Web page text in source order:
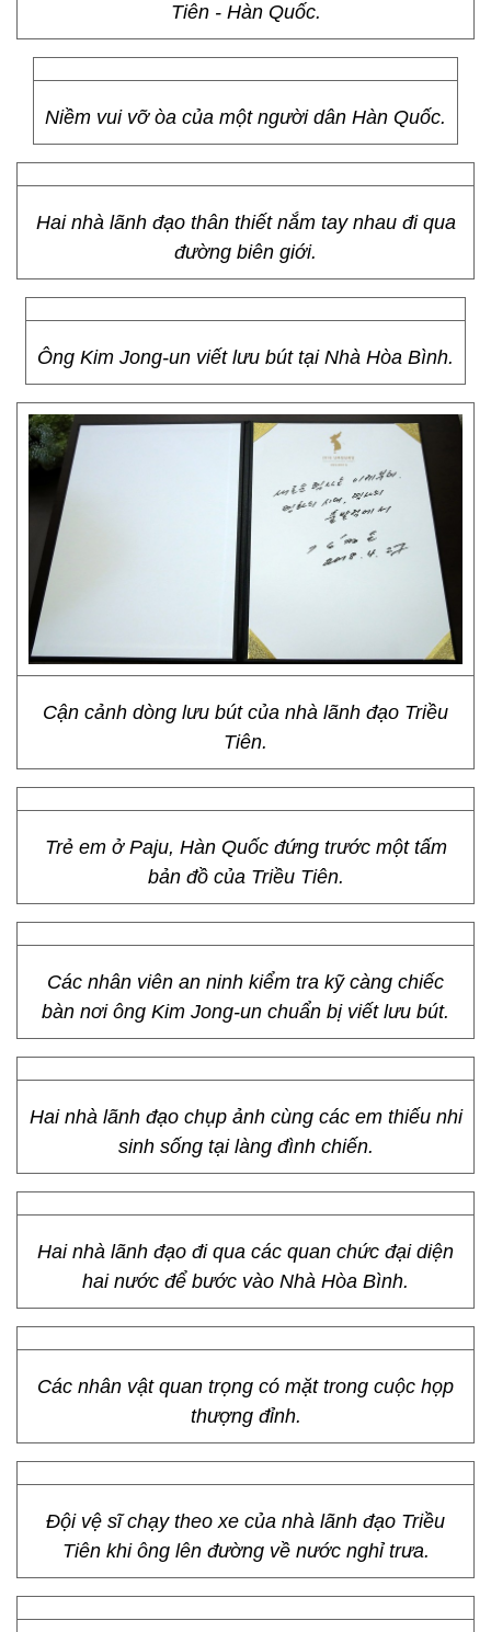
Tiên - Hàn Quốc.
Niềm vui vỡ òa của một người dân Hàn Quốc.
Hai nhà lãnh đạo thân thiết nắm tay nhau đi qua
đường biên giới.
Ông Kim Jong-un viết lưu bút tại Nhà Hòa Bình.
Cận cảnh dòng lưu bút của nhà lãnh đạo Triều
Tiên.
Trẻ em ở Paju, Hàn Quốc đứng trước một tấm
bản đồ của Triều Tiên.
Các nhân viên an ninh kiểm tra kỹ càng chiếc
bàn nơi ông Kim Jong-un chuẩn bị viết lưu bút.
Hai nhà lãnh đạo chụp ảnh cùng các em thiếu nhi
sinh sống tại làng đình chiến.
Hai nhà lãnh đạo đi qua các quan chức đại diện
hai nước để bước vào Nhà Hòa Bình.
Các nhân vật quan trọng có mặt trong cuộc họp
thượng đỉnh.
Đội vệ sĩ chạy theo xe của nhà lãnh đạo Triều
Tiên khi ông lên đường về nước nghỉ trưa.